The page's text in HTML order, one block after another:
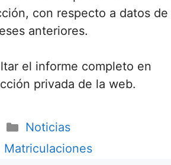
con respecto a datos de
anteriores.
el informe completo en
privada de la web.
Noticias
Matriculaciones